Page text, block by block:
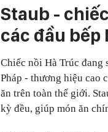
Staub -
các đầu bếp
Chiếc nồi Hà Trúc đang
Pháp - thương hiệu cao
ăn trên toàn thế giới.
kỳ đều, giúp món ăn